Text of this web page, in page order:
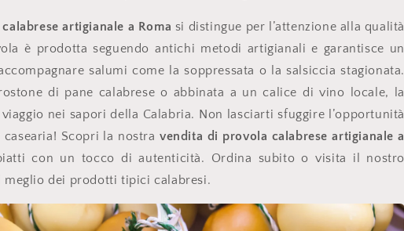
artigianale a Roma si distingue per l’attenzione alla qualità
è prodotta seguendo antichi metodi artigianali e garantisce un
salumi come la soppressata o la salsiccia stagionata.
di pane calabrese o abbinata a un calice di vino locale, la
nei sapori della Calabria. Non lasciarti sfuggire l’opportunità
Scopri la nostravendita di provola calabrese artigianale a
con un tocco di autenticità. Ordina subito o visita il nostro
meglio dei prodotti tipici calabresi.